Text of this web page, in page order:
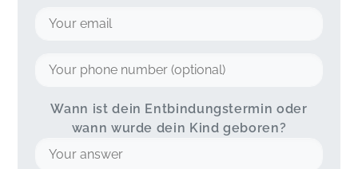
Wann ist dein Entbindungstermin oder
wann wurde dein Kind geboren?